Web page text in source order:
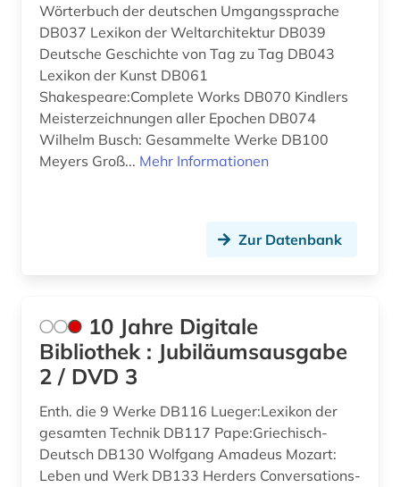
datensammlung (2)
demotisch (4)
desiderius erasmus (1)
deutsch (14)
deutschland (2)
digitalisierung (1)
discovery service (1)
dissertation (2)
drama (4)
e-book (1)
e-book-kollektion (1)
Wörterbuch der deutschen Umgangssprache
DB037 Lexikon der Weltarchitektur DB039
Deutsche Geschichte von Tag zu Tag DB043
Lexikon der Kunst DB061
Shakespeare:Complete Works DB070 Kindlers
Meisterzeichnungen aller Epochen DB074
Wilhelm Busch: Gesammelte Werke DB100
Meyers Groß... Mehr Informationen
Zur Datenbank
10 Jahre Digitale
Bibliothek : Jubiläumsausgabe
2 / DVD 3
Enth. die 9 Werke DB116 Lueger:Lexikon der
gesamten Technik DB117 Pape:Griechisch-
Deutsch DB130 Wolfgang Amadeus Mozart:
Leben und Werk DB133 Herders Conversations-